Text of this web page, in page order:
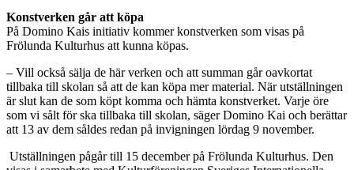
Konstverken går att köpa
På Domino Kais initiativ kommer konstverken som visas på
Frölunda Kulturhus att kunna köpas.
– Vill också sälja de här verken och att summan går oavkortat
tillbaka till skolan så att de kan köpa mer material. När utställningen
är slut kan de som köpt komma och hämta konstverket. Varje öre
som vi sålt för ska tillbaka till skolan, säger Domino Kai och berättar
att 13 av dem såldes redan på invigningen lördag 9 november.
Utställningen pågår till 15 december på Frölunda Kulturhus. Den